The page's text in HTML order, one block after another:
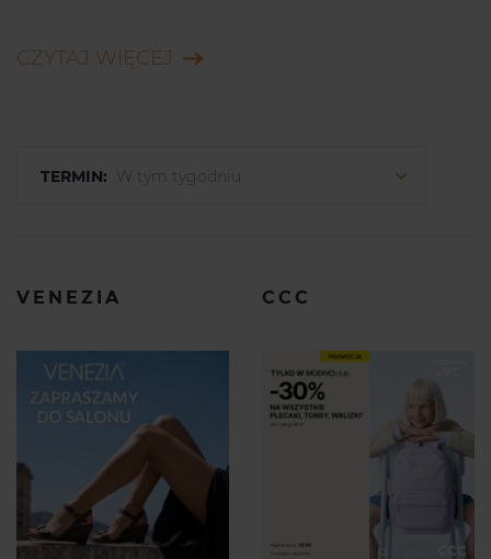
CZYTAJ WIĘCEJ
TERMIN: W tym tygodniu
VENEZIA CCC